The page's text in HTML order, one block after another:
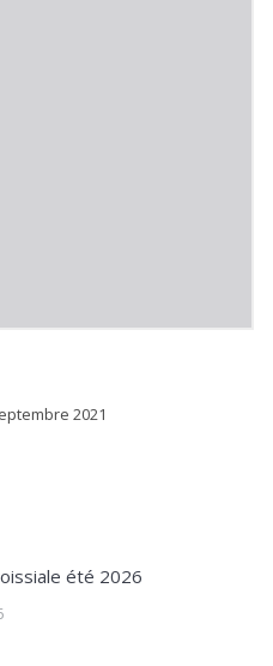
2021
été 2026